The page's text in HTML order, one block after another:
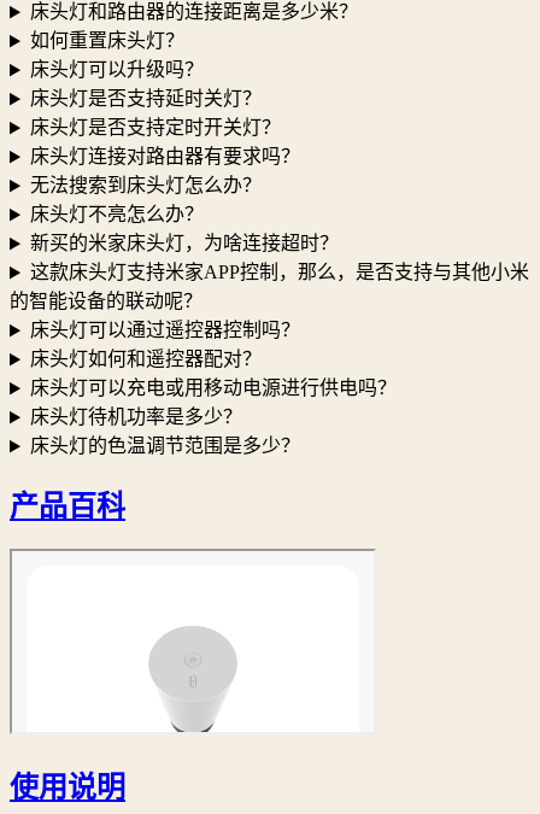
床头灯和路由器的连接距离是多少米？
如何重置床头灯？
床头灯可以升级吗？
床头灯是否支持延时关灯？
床头灯是否支持定时开关灯？
床头灯连接对路由器有要求吗？
无法搜索到床头灯怎么办？
床头灯不亮怎么办？
新买的米家床头灯，为啥连接超时？
这款床头灯支持米家APP控制，那么，是否支持与其他小米
的智能设备的联动呢？
床头灯可以通过遥控器控制吗？
床头灯如何和遥控器配对？
床头灯可以充电或用移动电源进行供电吗？
床头灯待机功率是多少？
床头灯的色温调节范围是多少？
产品百科
使用说明